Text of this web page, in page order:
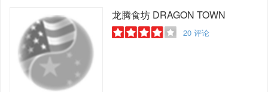
龙腾食坊DRAGON TOWN
20评论